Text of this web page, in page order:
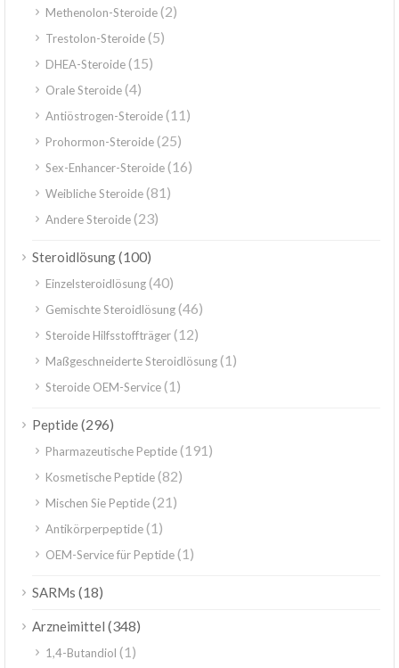
Methenolon-Steroide(2)
Trestolon-Steroide(5)
DHEA-Steroide(15)
Orale Steroide(4)
Antiöstrogen-Steroide(11)
Prohormon-Steroide(25)
Sex-Enhancer-Steroide(16)
Weibliche Steroide(81)
Andere Steroide(23)
Steroidlösung(100)
Einzelsteroidlösung(40)
Gemischte Steroidlösung(46)
Steroide Hilfsstoffträger(12)
Maßgeschneiderte Steroidlösung(1)
Steroide OEM-Service(1)
Peptide(296)
Pharmazeutische Peptide(191)
Kosmetische Peptide(82)
Mischen Sie Peptide(21)
Antikörperpeptide(1)
OEM-Service für Peptide(1)
SARMs (18)
Arzneimittel (348)
1,4-Butandiol (1)